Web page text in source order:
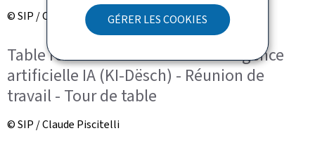
GÉRER LES COOKIES
© SIP / Claude Piscitelli
Table ronde trilatérale sur l'intelligence
artificielle IA (KI-Dësch) - Réunion de
travail - Tour de table
© SIP / Claude Piscitelli